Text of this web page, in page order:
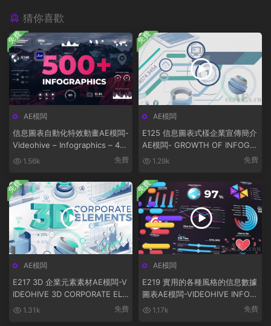
猜你喜歡
AE模闆
信息圖表自動化特效動畫AE模闆-
Videohive – Infographics – 43
277101
1.56k 免費
免費
AE模闆
E125 信息圖表式樣企業宣傳簡介
AE模闆- GROWTH OF INFOGR
APHICS LOGO OPENER
1.29k 免費
免費
AE模闆
E217 3D 企業元素素材AE模闆-V
IDEOHIVE 3D CORPORATE ELE
MENTS
1.31k 免費
免費
AE模闆
E219 實用的各種風格的信息數據
圖表AE模闆-VIDEOHIVE INFOG
RAPHICS
1.17k 免費
免費